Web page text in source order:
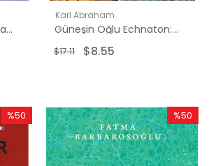
Usta: Uzun Kariyeri ve Zarif Oyun Stiliyle Roger Federer
Karl Abraham
Güneşin Oğlu Echnaton: Bir Devrimin Ruhsal Kökenleri
$8.55
$17.11
%50
İndirim
%50İndirim
%50
İndirim
%50İndirim